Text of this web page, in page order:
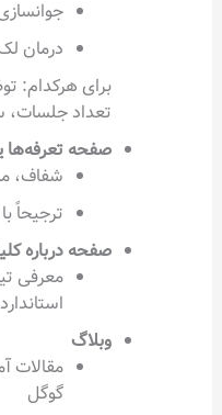
درمان
برای هرکدام:
تعداد جلسات،
صفحه تعرفه‌ها
شفاف،
ترجیحاً
صفحه درباره
معرفی
وبلاگ
مقالات
گوگل